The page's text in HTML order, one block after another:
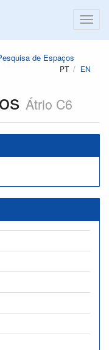
de Espaços
PT EN
Átrio C6